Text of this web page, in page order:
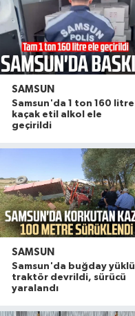
SAMSUN
Samsun'da 1 ton 160 litre
kaçak etil alkol ele
geçirildi
SAMSUN
Samsun'da buğday yüklü
traktör devrildi, sürücü
yaralandı